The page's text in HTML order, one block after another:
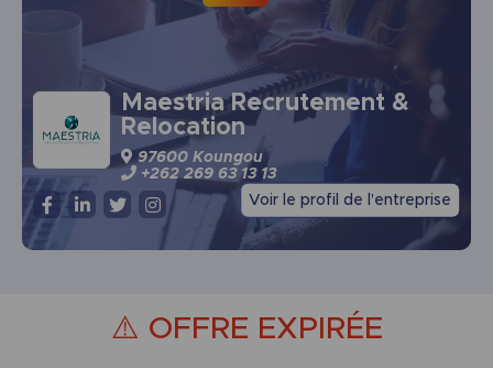
Maestria Recrutement &
Relocation
97600 Koungou
+262 269 63 13 13
Voir le profil de l’entreprise
⚠️ OFFRE EXPIRÉE